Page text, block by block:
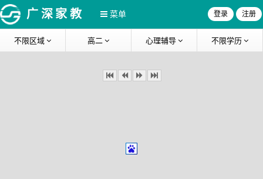
广深家教 菜单 登录 注册
不限区域 高二 心理辅导 不限学历